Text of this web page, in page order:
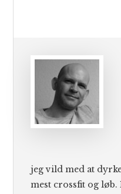
jeg vild med at
mest crossfit og